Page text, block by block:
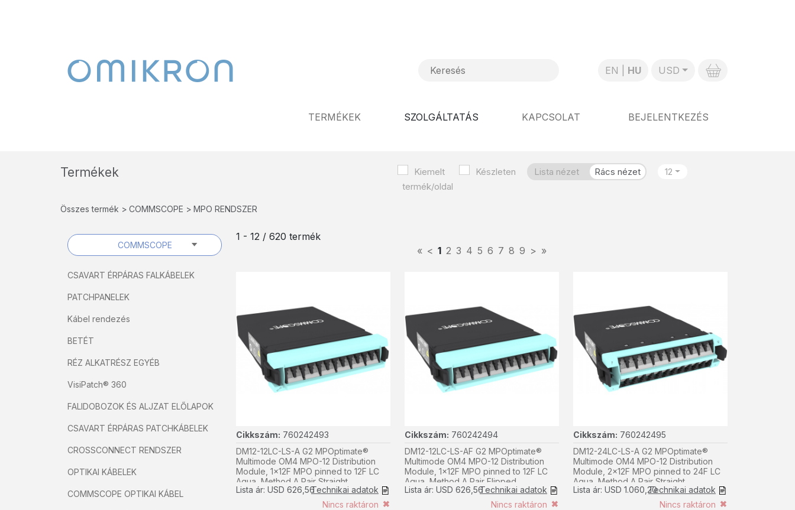
EN HU USD
TERMÉKEK SZOLGÁLTATÁS KAPCSOLAT BEJELENTKEZÉS
Termékek Kiemelt Készleten Lista nézet Rács nézet 12
Összes termék COMMSCOPE MPO RENDSZER
COMMSCOPE
CSAVART ÉRPÁRAS FALKÁBELEK
PATCHPANELEK
Kábel rendezés
BETÉT
RÉZ ALKATRÉSZ EGYÉB
VisiPatch® 360
FALIDOBOZOK ÉS ALJZAT ELŐLAPOK
CSAVART ÉRPÁRAS PATCHKÁBELEK
CROSSCONNECT RENDSZER
OPTIKAI KÁBELEK
COMMSCOPE OPTIKAI KÁBEL
1 - 12 / 620 termék
« < 1 2 3 4 5 6 7 8 9 > »
Cikkszám: 760242493
DM12-12LC-LS-A G2 MPOptimate®
Multimode OM4 MPO-12 Distribution
Module, 1x12F MPO pinned to 12F LC
Aqua, Method A Pair Straight
Technikai adatok
Lista ár: USD 626,56
Nincs raktáron
Cikkszám: 760242494
DM12-12LC-LS-AF G2 MPOptimate®
Multimode OM4 MPO-12 Distribution
Module, 1x12F MPO pinned to 12F LC
Aqua, Method A Pair Flipped
Technikai adatok
Lista ár: USD 626,56
Nincs raktáron
Cikkszám: 760242495
DM12-24LC-LS-A G2 MPOptimate®
Multimode OM4 MPO-12 Distribution
Module, 2x12F MPO pinned to 24F LC
Aqua, Method A Pair Straight
Technikai adatok
Lista ár: USD 1.060,20
Nincs raktáron